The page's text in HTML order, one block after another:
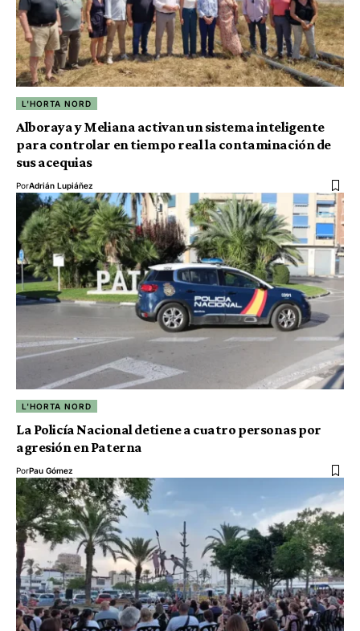
L'HORTA NORD
Alboraya y Meliana activan un sistema inteligente
para controlar en tiempo real la contaminación de
sus acequias
PorAdrián Lupiáñez
L'HORTA NORD
La Policía Nacional detiene a cuatro personas por
agresión en Paterna
PorPau Gómez